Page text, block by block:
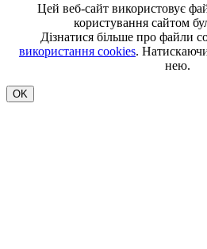
Цей веб-сайт використовує
користування сайтом
Дізнатися більше про файли
використання cookies.
нею.
OK